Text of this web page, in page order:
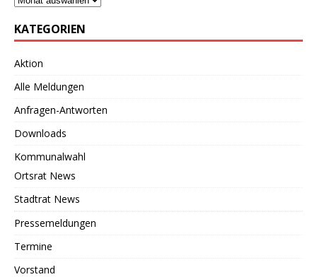
KATEGORIEN
Aktion
Alle Meldungen
Anfragen-Antworten
Downloads
Kommunalwahl
Ortsrat News
Stadtrat News
Pressemeldungen
Termine
Vorstand